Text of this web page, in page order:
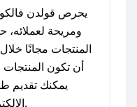
للحصول على
يحرص قولدن
ومريحة
أن تكون المنتجات
يمكنك تقديم
الإلكتروني أو من خلال خدمة العملاء.